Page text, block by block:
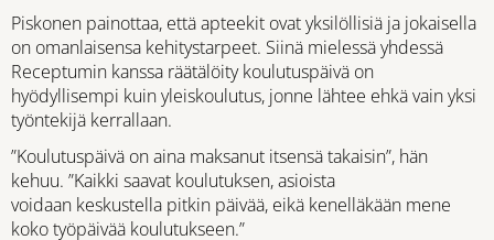
Piskonen painottaa, että apteekit ovat yksilöllisiä ja jokaisella
on omanlaisensa kehitystarpeet. Siinä mielessä yhdessä
Receptumin kanssa räätälöity koulutuspäivä on
hyödyllisempi kuin yleiskoulutus, jonne lähtee ehkä vain yksi
työntekijä kerrallaan.
”Koulutuspäivä on aina maksanut itsensä takaisin”, hän
kehuu. ”Kaikki saavat koulutuksen, asioista
voidaan keskustella pitkin päivää, eikä kenelläkään mene
koko työpäivää koulutukseen.”